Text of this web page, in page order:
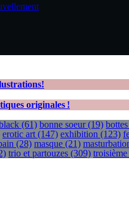
originales !
(61) bonne soeur(19) bottes
erotic art (147) exhibition (123)
(28) masque (21)
trio et partouzes (309) troisième